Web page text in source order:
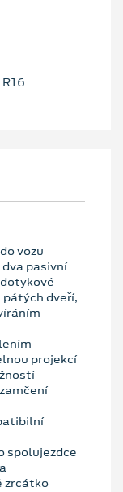
vozu
pasivní
dveří,
projekcí
spolujezdce
zrcátko